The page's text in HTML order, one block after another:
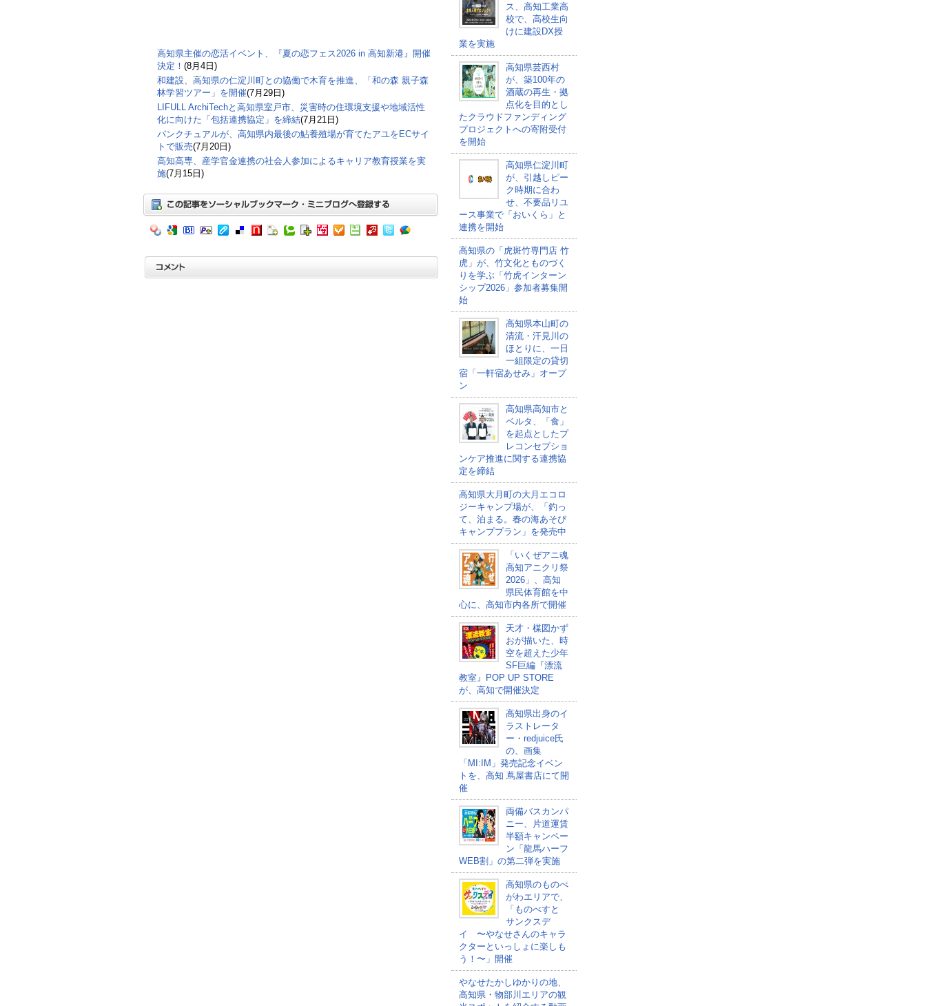
高知県主催の恋活イベント、『夏の恋フェス2026 in 高知新港』開催
決定！ (8月4日)
和建設、高知県の仁淀川町との協働で木育を推進、「和の森 親子森
林学習ツアー」を開催(7月29日)
LIFULL ArchiTechと高知県室戸市、災害時の住環境支援や地域活性
化に向けた「包括連携協定」を締結(7月21日)
パンクチュアルが、高知県内最後の鮎養殖場が育てたアユをECサイ
トで販売(7月20日)
高知高専、産学官金連携の社会⼈参加によるキャリア教育授業を実
施(7月15日)
ス、高知工業高
校で、高校生向
けに建設DX授
業を実施
高知県芸西村
が、築100年の
酒蔵の再生・拠
点化を目的とし
たクラウドファンディング
プロジェクトへの寄附受付
を開始
高知県仁淀川町
が、引越しピー
ク時期に合わ
せ、不要品リユ
ース事業で「おいくら」と
連携を開始
高知県の「虎斑竹専門店 竹
虎」が、竹文化とものづく
りを学ぶ「竹虎インターン
シップ2026」参加者募集開
始
高知県本山町の
清流・汗見川の
ほとりに、一日
一組限定の貸切
宿「一軒宿あせみ」オープ
ン
高知県高知市と
ベルタ、「食」
を起点としたプ
レコンセプショ
ンケア推進に関する連携協
定を締結
高知県大月町の大月エコロ
ジーキャンプ場が、「釣っ
て、泊まる。春の海あそび
キャンププラン」を発売中
「いくぜアニ魂
高知アニクリ祭
2026」、高知
県民体育館を中
心に、高知市内各所で開催
天才・楳図かず
おが描いた、時
空を超えた少年
SF巨編『漂流
教室』POP UP STORE
が、高知で開催決定
高知県出身のイ
ラストレータ
ー・redjuice氏
の、画集
「MI:IM」発売記念イベン
トを、高知 蔦屋書店にて開
催
両備バスカンパ
ニー、片道運賃
半額キャンペー
ン「龍馬ハーフ
WEB割」の第二弾を実施
高知県のものべ
がわエリアで、
「ものべすと
サンクスデ
イ 〜やなせさんのキャラ
クターといっしょに楽しも
う！〜」開催
やなせたかしゆかりの地、
高知県・物部川エリアの観